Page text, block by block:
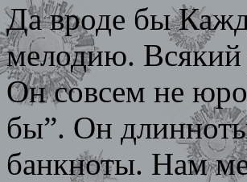
Да вроде бы
мелодию. Всякий
Он совсем не
бы”. Он
банкноты. Нам